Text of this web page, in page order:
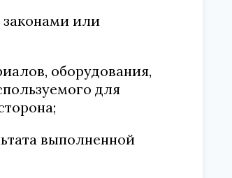
или
оборудования,
для
выполненной